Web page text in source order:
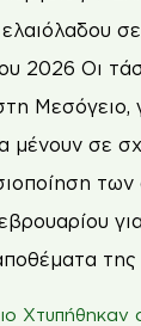
ελαιόλαδου
2026 Οι
Μεσόγειο,
μένουν σε
των
της
Χτυπήθηκαν